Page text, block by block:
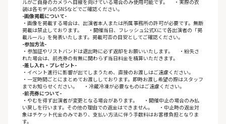
ルがご自身のカメラへ目線を向けている場合のみ使用可能です。 ・実際の衣
装は各モデルのSNSなどでご確認ください。
-画像掲載について-
・画像を掲載する場合は、出演者本人または所属事務所の許可が必要です。無断
掲載は禁止しております。 ・開催当日、フレッシュ公式Xにて各出演者の「掲
載ルール」を発表いたします。掲載可否の目安としてご確認ください。
-参加方法-
・参加証やリストバンドは退出時に必ず返却をお願いいたします。 ・紛失さ
れた場合は、前売券の有無に関わらず当日料金を精算いただきます。
-差し入れ・プレゼント-
・イベント進行に影響が出てしまうため、直接のお渡しはご遠慮ください。
・一定時間ごとにまとめてお渡ししております。即時お渡し希望の際はスタッフ
までお知らせください。 ・冷蔵冷凍が必要なものはご遠慮ください。
-前売券について-
・やむを得ず出演者が変更となる場合があります。 ・開催中止の場合のみ払
い戻しを行います。その他の理由での返金はできません。 ・中止時の返金対
象はチケット代金のみであり、支払い方法に伴う手数料はお客様負担となりま
す。